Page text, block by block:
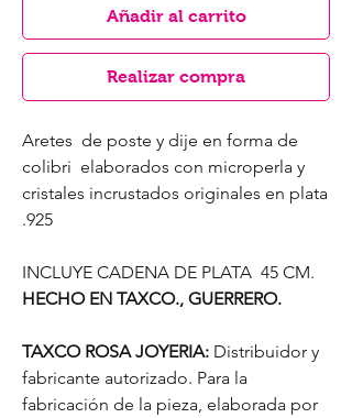
Añadir al carrito
Realizar compra
Aretes de poste y dije en forma de
colibri elaborados con microperla y
cristales incrustados originales en plata
.925
INCLUYE CADENA DE PLATA 45 CM.
HECHO EN TAXCO., GUERRERO.
TAXCO ROSA JOYERIA: Distribuidor y
fabricante autorizado. Para la
fabricación de la pieza, elaborada por